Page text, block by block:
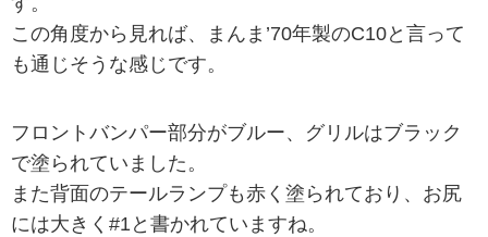
この角度から見れば、まんま’70年製のC10と言って
も通じそうな感じです。
フロントバンパー部分がブルー、グリルはブラック
で塗られていました。
また背面のテールランプも赤く塗られており、 お尻
には大きく#1と書かれていますね。